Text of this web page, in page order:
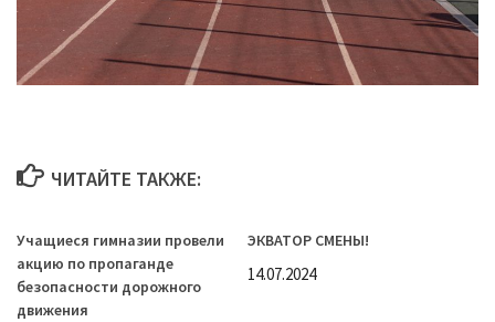
ЧИТАЙТЕ ТАКЖЕ:
Учащиеся гимназии провели
акцию по пропаганде
безопасности дорожного
движения
ЭКВАТОР СМЕНЫ!
14.07.2024